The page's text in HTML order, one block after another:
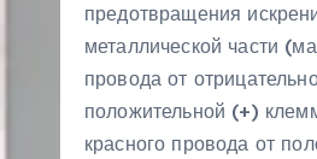
предотвращения
металлической части
провода от
положительной (+)
красного провода от